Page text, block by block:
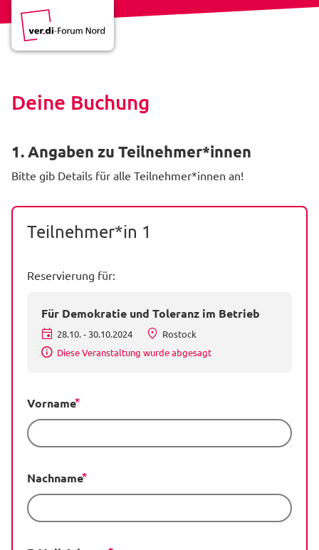
Deine Buchung
1. Angaben zu Teilnehmer*innen
Bitte gib Details für alle Teilnehmer*innen an!
Teilnehmer*in 1
Reservierung für:
Für Demokratie und Toleranz im Betrieb
28.10. - 30.10.2024
Rostock
Diese Veranstaltung wurde abgesagt
Vorname
Nachname